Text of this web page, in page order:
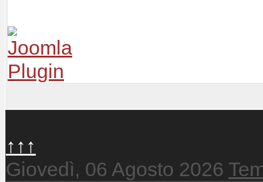
↑↑↑
Giovedì, 06 Agosto 2026